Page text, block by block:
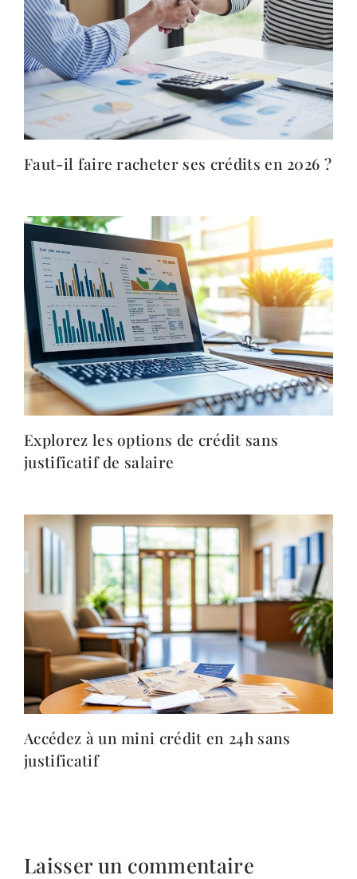
Faut-il faire racheter ses crédits en 2026 ?
Explorez les options de crédit sans
justificatif de salaire
Accédez à un mini crédit en 24h sans
justificatif
Laisser un commentaire